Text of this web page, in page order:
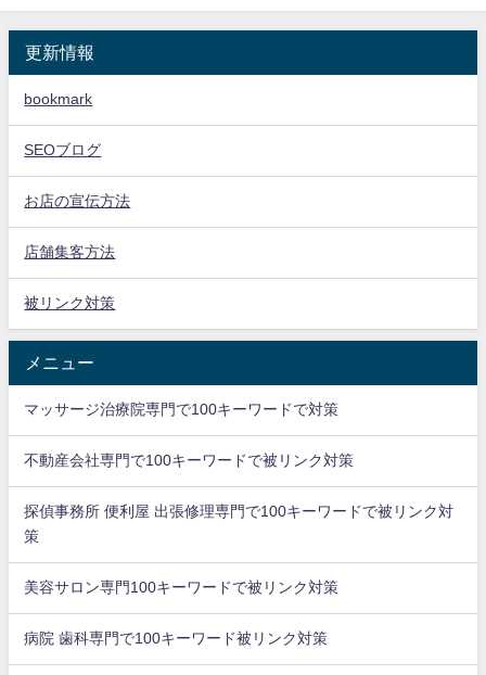
更新情報
bookmark
SEOブログ
お店の宣伝方法
店舗集客方法
被リンク対策
メニュー
マッサージ治療院専門で100キーワードで対策
不動産会社専門で100キーワードで被リンク対策
探偵事務所 便利屋 出張修理専門で100キーワードで被リンク対
策
美容サロン専門100キーワードで被リンク対策
病院 歯科専門で100キーワード被リンク対策